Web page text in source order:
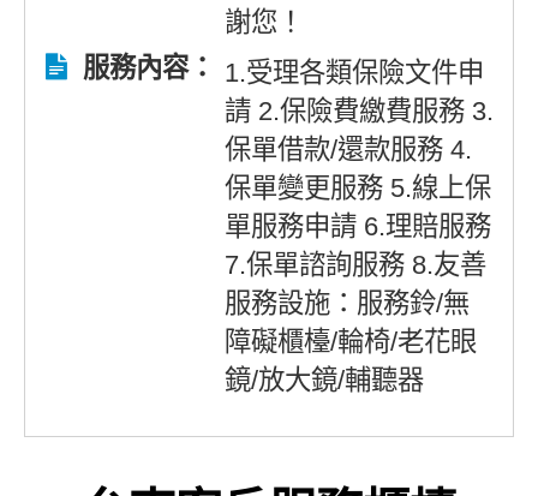
謝您！
服務內容：
1.受理各類保險文件申
請 2.保險費繳費服務 3.
保單借款/還款服務 4.
保單變更服務 5.線上保
單服務申請 6.理賠服務
7.保單諮詢服務 8.友善
服務設施：服務鈴/無
障礙櫃檯/輪椅/老花眼
鏡/放大鏡/輔聽器